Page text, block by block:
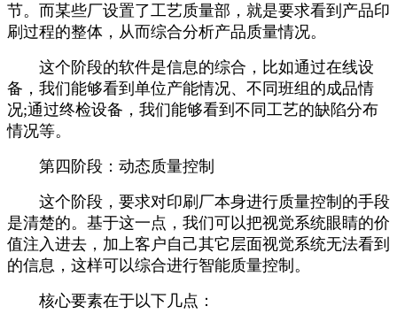
节。而某些厂设置了工艺质量部，就是要求看到产品印
刷过程的整体，从而综合分析产品质量情况。
这个阶段的软件是信息的综合，比如通过在线设
备，我们能够看到单位产能情况、不同班组的成品情
况;通过终检设备，我们能够看到不同工艺的缺陷分布
情况等。
第四阶段：动态质量控制
这个阶段，要求对印刷厂本身进行质量控制的手段
是清楚的。基于这一点，我们可以把视觉系统眼睛的价
值注入进去，加上客户自己其它层面视觉系统无法看到
的信息，这样可以综合进行智能质量控制。
核心要素在于以下几点：